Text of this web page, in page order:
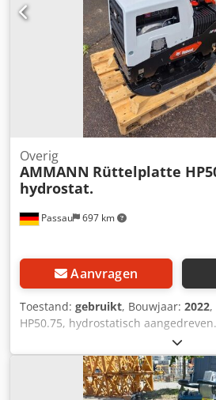
Passau 697 km
Overig
AMMANN Rüttelplatte
hydrostat.
Aanvragen
Toestand: gebruikt, Bouwjaar: 2022
HP50.75, hydrostatisch
kg Lengte van de grondplaat: 450
mm Machinelengte met handgreep:
Machinehoogte: 820 mm Csdpfx
Handgreephoogte (werkpositie):